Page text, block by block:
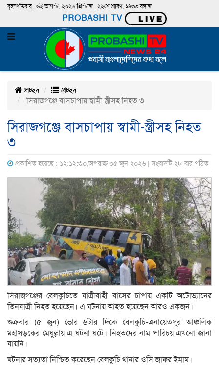
বৃহস্পতিবার | ৬ই আগস্ট, ২০২৬ খ্রিস্টাব্দ | ২২শে শ্রাবণ, ১৪৩৩ বঙ্গাব্দ
PROBASHI TV
প্রচ্ছদ
প্রচ্ছদ
সিরাজগঞ্জে বাসচাপায় স্বামী-স্ত্রীসহ নিহত ৩
সিরাজগঞ্জে বাসচাপায় স্বামী-স্ত্রীসহ নিহত
৩
প্রকাশিত হয়েছে : ১২:১২:৩০,অপরাহ্ন ০৫ জুন ২০২৬ | সংবাদটি ২৮ বার পঠিত
সিরাজগঞ্জের বেলকুচিতে যাত্রীবাহী বাসের চাপায় একটি অটোভ্যানের
তিনযাত্রী নিহত হয়েছেন। এ ঘটনায় আহত হয়েছেন আরও একজন।
শুক্রবার (৫ জুন) ভোর ৬টার দিকে বেলকুচি-এনায়েতপুর আঞ্চলিক
মহাসড়কের মেঘুল্লায় এ ঘটনা ঘটে। নিহতদের নাম পারিচয় এখনো জানা
যায়নি।
ঘটনার সত্যতা নিশ্চিত করেছেন বেলকুচি থানার ওসি জাফর ইমাম।